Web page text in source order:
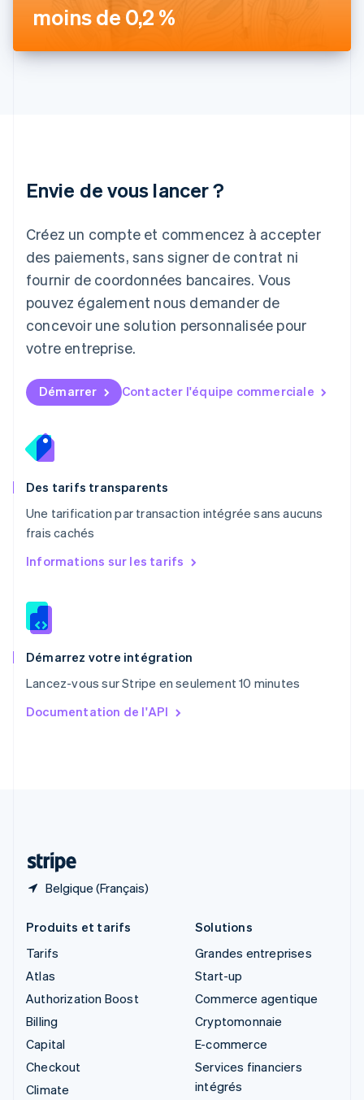
moins de 0,2 %
Envie de vous lancer ?
Créez un compte et commencez à accepter
des paiements, sans signer de contrat ni
fournir de coordonnées bancaires. Vous
pouvez également nous demander de
concevoir une solution personnalisée pour
votre entreprise.
Démarrer Contacter l'équipe commerciale
Des tarifs transparents
Une tarification par transaction intégrée sans aucuns
frais cachés
Informations sur les tarifs
Démarrez votre intégration
Lancez-vous sur Stripe en seulement 10 minutes
Documentation de l'API
Belgique (Français)
Inde
English
English
Deutsch English
Luxembourg
FrançaisDeutsch English
Malaisie
English 简体中文
Malte
English
EspañolEnglish
English
Nouvelle-Zélande
Pays-Bas
Nederlands
English
PortuguêsEnglish
R.A.S. de Hong Kong, Chine
English
Roumanie
Royaume-Uni
English
English简体中文
English
Produits et tarifs
Tarifs
Atlas
Authorization Boost
Billing
Capital
Checkout
Climate
Solutions
Grandes entreprises
Start-up
Commerce agentique
Cryptomonnaie
E-commerce
Services financiers
intégrés